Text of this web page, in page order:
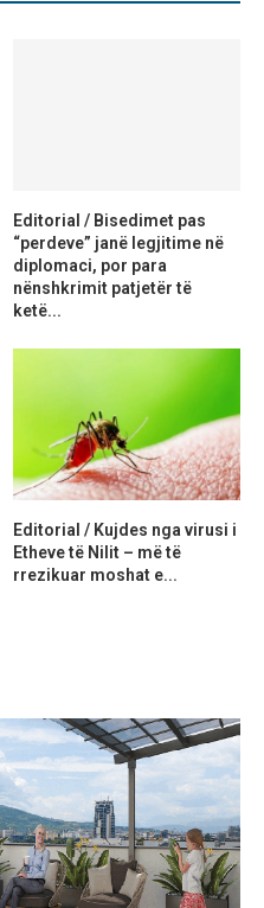
Editorial / Bisedimet pas
“perdeve” janë legjitime në
diplomaci, por para
nënshkrimit patjetër të
ketë...
Editorial / Kujdes nga virusi i
Etheve të Nilit – më të
rrezikuar moshat e...